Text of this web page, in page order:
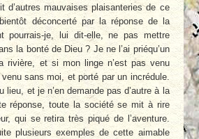
d’autres mauvaises plaisanteries de ce
déconcerté par la réponse de la
pourrais-je, lui dit-elle, ne pas mettre
la bonté de Dieu ? Je ne l’ai priéqu’un
rivière, et si mon linge n’est pas venu
sans moi, et porté par un incrédule.
lieu, et je n’en demande pas d’autre à la
réponse, toute la société se mit à rire
qui se retira très piqué de l’aventure.
plusieurs exemples de cette aimable